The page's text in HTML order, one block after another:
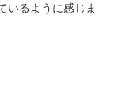
いるように感じま